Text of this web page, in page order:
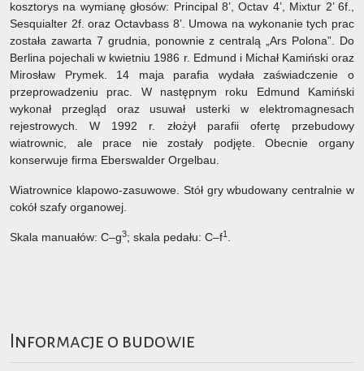
kosztorys na wymianę głosów: Principal 8’, Octav 4’, Mixtur 2’ 6f.,
Sesquialter 2f. oraz Octavbass 8’. Umowa na wykonanie tych prac
została zawarta 7 grudnia, ponownie z centralą „Ars Polona”. Do
Berlina pojechali w kwietniu 1986 r. Edmund i Michał Kamiński oraz
Mirosław Prymek. 14 maja parafia wydała zaświadczenie o
przeprowadzeniu prac. W następnym roku Edmund Kamiński
wykonał przegląd oraz usuwał usterki w elektromagnesach
rejestrowych. W 1992 r. złożył parafii ofertę przebudowy
wiatrownic, ale prace nie zostały podjęte. Obecnie organy
konserwuje firma Eberswalder Orgelbau.
Wiatrownice klapowo-zasuwowe. Stół gry wbudowany centralnie w
cokół szafy organowej.
Skala manuałów: C–g3; skala pedału: C–f1
Informacje o budowie